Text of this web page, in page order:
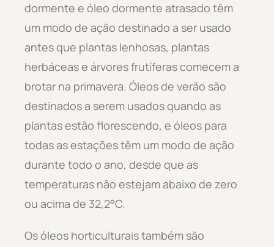
dormente e óleo dormente atrasado têm
um modo de ação destinado a ser usado
antes que plantas lenhosas, plantas
herbáceas e árvores frutíferas comecem a
brotar na primavera. Óleos de verão são
destinados a serem usados quando as
plantas estão florescendo, e óleos para
todas as estações têm um modo de ação
durante todo o ano, desde que as
temperaturas não estejam abaixo de zero
ou acima de 32,2°C.
Os óleos horticulturais também são